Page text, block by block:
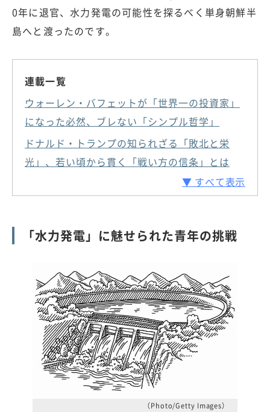
0年に退官、水力発電の可能性を探るべく単身朝鮮半
島へと渡ったのです。
連載一覧
ウォーレン・バフェットが「世界一の投資家」
になった必然、ブレない「シンプル哲学」
ドナルド・トランプの知られざる「敗北と栄
光」、若い頃から貫く「戦い方の信条」とは
▼ すべて表示
「水力発電」に魅せられた青年の挑戦
（Photo/Getty Images）